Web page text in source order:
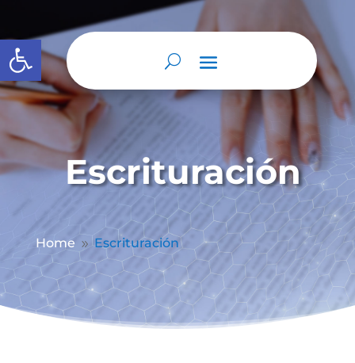
Abrir barra de herramientas
Escrituración
Home 9 Escrituración